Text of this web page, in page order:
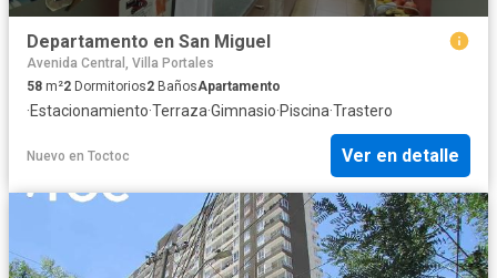
Departamento en San Miguel
Avenida Central, Villa Portales
58 m²2 Dormitorios2 BañosApartamento
·Estacionamiento·Terraza·Gimnasio·Piscina·Trastero
Nuevo en Toctoc Ver en detalle